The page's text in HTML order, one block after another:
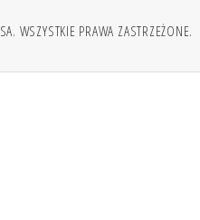
WSZYSTKIE PRAWA ZASTRZEŻONE.